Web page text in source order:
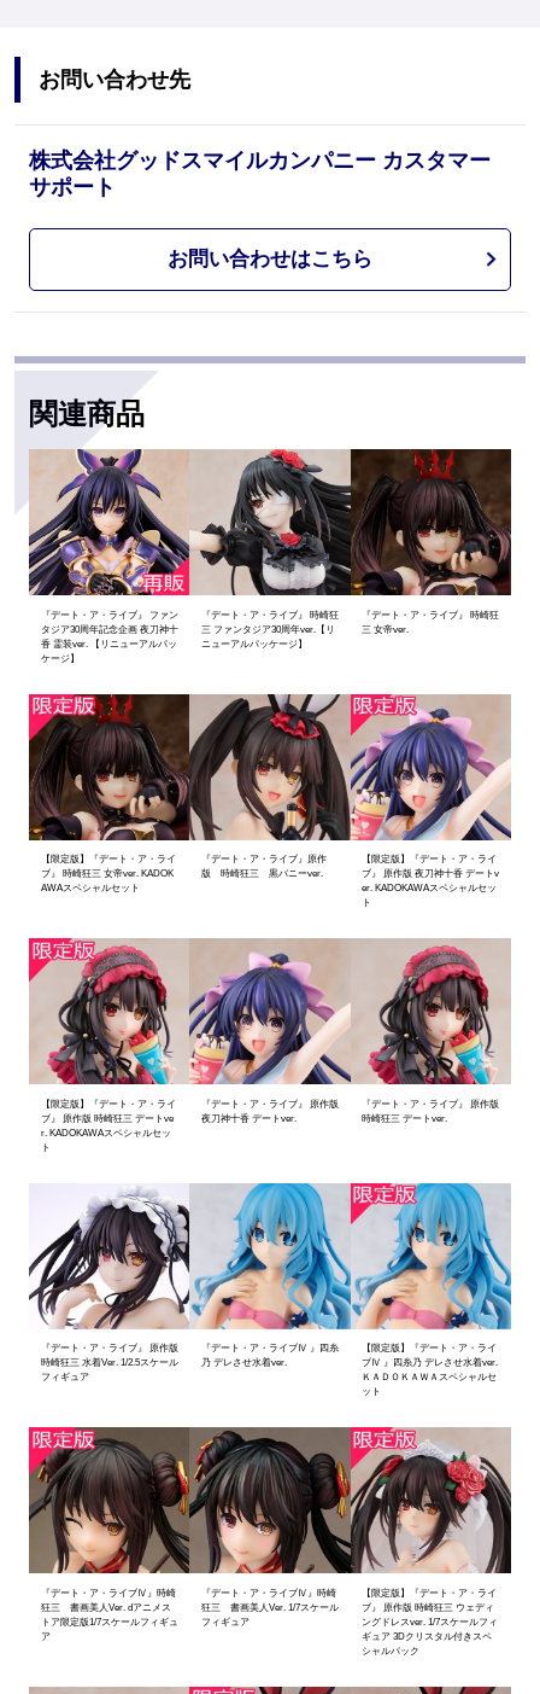
お問い合わせ先
株式会社グッドスマイルカンパニー カスタマー
サポート
お問い合わせはこちら
関連商品
『デート・ア・ライブ』 ファン
タジア30周年記念企画 夜刀神十
香 霊装ver. 【リニューアルパッ
ケージ】
『デート・ア・ライブ』 時崎狂
三 ファンタジア30周年ver.【リ
ニューアルパッケージ】
『デート・ア・ライブ』 時崎狂
三 女帝ver.
【限定版】『デート・ア・ライ
ブ』 時崎狂三 女帝ver. KADOK
AWAスペシャルセット
『デート・ア・ライブ』原作
版 時崎狂三 黒バニーver.
【限定版】『デート・ア・ライ
ブ』 原作版 夜刀神十香 デートv
er. KADOKAWAスペシャルセッ
ト
【限定版】『デート・ア・ライ
ブ』 原作版 時崎狂三 デートve
r. KADOKAWAスペシャルセッ
ト
『デート・ア・ライブ』 原作版
夜刀神十香 デートver.
『デート・ア・ライブ』 原作版
時崎狂三 デートver.
『デート・ア・ライブ』 原作版
時崎狂三 水着Ver. 1/2.5スケール
フィギュア
『デート・ア・ライブⅣ 』四糸
乃 デレさせ水着ver.
【限定版】『デート・ア・ライ
ブⅣ 』四糸乃 デレさせ水着ver.
ＫＡＤＯＫＡＷＡスペシャルセ
ット
『デート・ア・ライブⅣ』時崎
狂三 書画美人Ver. dアニメス
トア限定版1/7スケールフィギュ
ア
『デート・ア・ライブⅣ』時崎
狂三 書画美人Ver. 1/7スケール
フィギュア
【限定版】『デート・ア・ライ
ブ』 原作版 時崎狂三 ウェディ
ングドレスver. 1/7スケールフィ
ギュア 3Dクリスタル付きスペ
シャルパック